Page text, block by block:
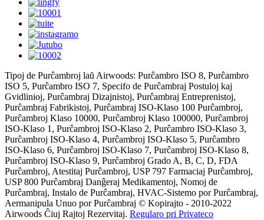
Tipoj de Purĉambroj laŭ Airwoods: Purĉambro ISO 8, Purĉambro
ISO 5, Purĉambro ISO 7, Specifo de Purĉambraj Postuloj kaj
Gvidlinioj, Purĉambraj Dizajnistoj, Purĉambraj Entreprenistoj,
Purĉambraj Fabrikistoj, Purĉambraj ISO-Klaso 100 Purĉambroj,
Purĉambroj Klaso 10000, Purĉambroj Klaso 100000, Purĉambroj
ISO-Klaso 1, Purĉambroj ISO-Klaso 2, Purĉambro ISO-Klaso 3,
Purĉambroj ISO-Klaso 4, Purĉambroj ISO-Klaso 5, Purĉambro
ISO-Klaso 6, Purĉambroj ISO-Klaso 7, Purĉambroj ISO-Klaso 8,
Purĉambroj ISO-Klaso 9, Purĉambroj Grado A, B, C, D, FDA
Purĉambroj, Atestitaj Purĉambroj, USP 797 Farmaciaj Purĉambroj,
USP 800 Purĉambraj Danĝeraj Medikamentoj, Nomoj de
Purĉambraj, Instalo de Purĉambraj, HVAC-Sistemo por Purĉambraj,
Aermanipula Unuo por Purĉambraj © Kopirajto - 2010-2022
Airwoods Ĉiuj Rajtoj Rezervitaj. Regularo pri Privateco